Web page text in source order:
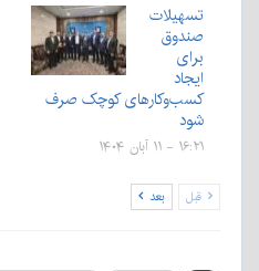
تسهیلات
صندوق
برای
ایجاد
کسب‌وکارهای کوچک صرف
شود
۱۶:۲۱ - ۱۱ آبان ۱۴۰۴
قبل بعد